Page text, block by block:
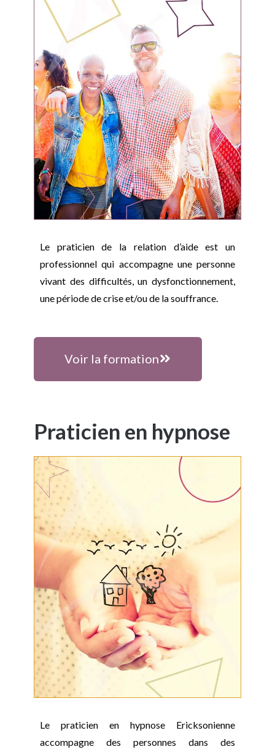
Le praticien
de la relation d’aide est un
professionnel qui accompagne une personne
vivant des difficultés, un dysfonctionnement,
une période de crise et/ou de la souffrance.
Voir la formation
Praticien en hypnose
Le praticien en hypnose Ericksonienne
accompagne des personnes dans des